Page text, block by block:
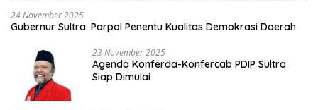
24 November 2025
Gubernur Sultra: Parpol Penentu Kualitas Demokrasi Daerah
23 November 2025
Agenda Konferda-Konfercab PDIP Sultra
Siap Dimulai